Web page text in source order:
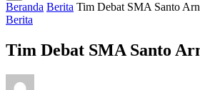
Beranda Berita Tim Debat SMA Santo
Berita
Tim Debat SMA Santo